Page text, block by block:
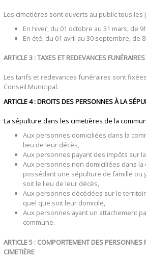
Les cimetières sont ouverts au public tous les
En hiver, du 01 octobre au 31 mars, de
En été, du 01 avril au 30 septembre, de
ARTICLE 3 : TAXES ET REDEVANCES FUNÉRAIRES
Les tarifs et redevances funéraires sont
Conseil Municipal.
ARTICLE 4 : DROITS DES PERSONNES À LA
La sépulture dans les cimetières de la
Aux personnes domiciliées dans la
lieu de leur décès,
Aux personnes payant des impôts sur
Aux personnes non domiciliées dans la
possédant une sépulture de famille ou
soit le lieu de leur décès,
Aux personnes décédées sur le
quel que soit leur domicile,
Aux personnes ayant un attachement
commune.
ARTICLE 5 : COMPORTEMENT DES PERSONNES
CIMETIÈRE